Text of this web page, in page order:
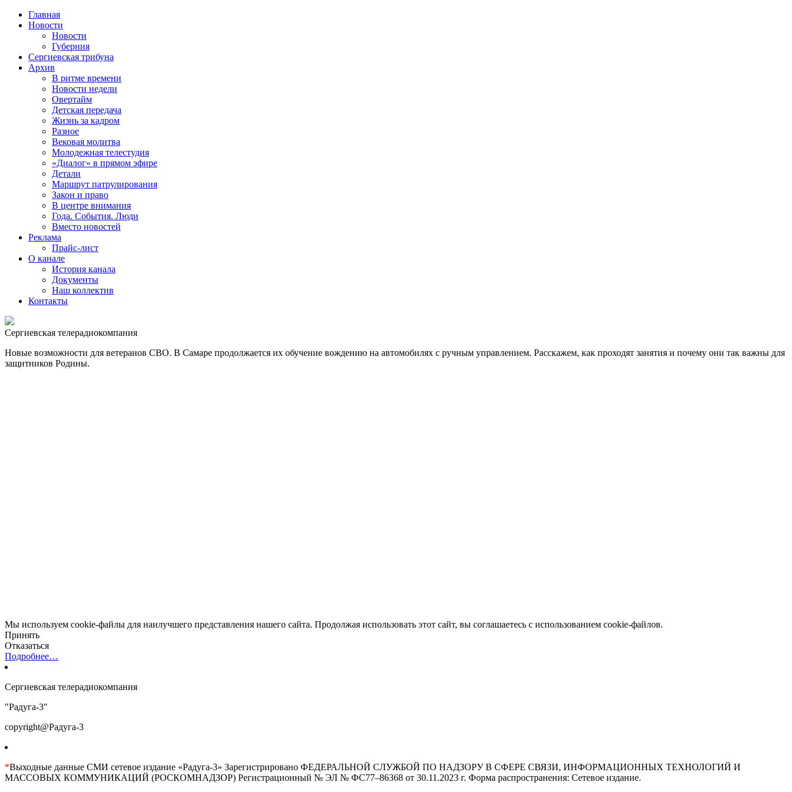
Главная
Новости
Новости
Губерния
Сергиевская трибуна
Архив
В ритме времени
Новости недели
Овертайм
Детская передача
Жизнь за кадром
Разное
Вековая молитва
Молодежная телестудия
«Диалог» в прямом эфире
Детали
Маршрут патрулирования
Закон и право
В центре внимания
Года. События. Люди
Вместо новостей
Реклама
Прайс-лист
О канале
История канала
Документы
Наш коллектив
Контакты
Сергиевская телерадиокомпания
Новые возможности для ветеранов СВО. В Самаре продолжается их обучение вождению на автомобилях с ручным управлением. Расскажем, как проходят занятия и почему они так важны для
защитников Родины.
Мы используем cookie-файлы для наилучшего представления нашего сайта. Продолжая использовать этот сайт, вы соглашаетесь с использованием cookie-файлов.
Принять
Отказаться
Подробнее…
Сергиевская телерадиокомпания
"Радуга-3"
copyright@Радуга-3
*Выходные данные СМИ сетевое издание «Радуга-3» Зарегистрировано ФЕДЕРАЛЬНОЙ СЛУЖБОЙ ПО НАДЗОРУ В СФЕРЕ СВЯЗИ, ИНФОРМАЦИОННЫХ ТЕХНОЛОГИЙ И
МАССОВЫХ КОММУНИКАЦИЙ (РОСКОМНАДЗОР) Регистрационный № ЭЛ № ФС77–86368 от 30.11.2023 г. Форма распространения: Сетевое издание.